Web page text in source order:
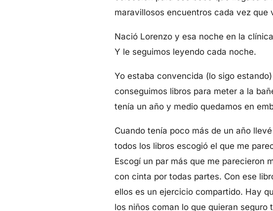
maravillosos encuentros cada vez que
Nació Lorenzo y esa noche en la
Y le seguimos leyendo cada noche.
Yo estaba convencida (lo sigo
conseguimos libros para meter a la
tenía un año y medio quedamos en
Cuando tenía poco más de un año
todos los libros escogió el que me
Escogí un par más que me parecieron
con cinta por todas partes. Con ese
ellos es un ejercicio compartido. Hay
los niños coman lo que quieran